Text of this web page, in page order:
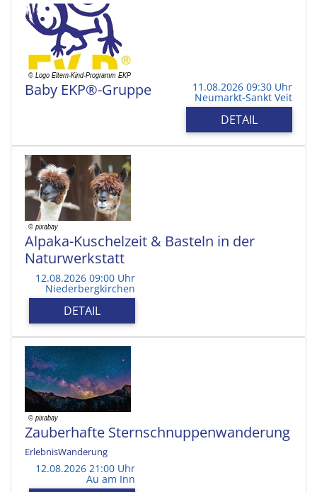
Baby EKP®-Gruppe 11.08.2026 09:30 Uhr
Neumarkt-Sankt Veit
DETAIL
Alpaka-Kuschelzeit & Basteln in der
Naturwerkstatt
12.08.2026 09:00 Uhr
Niederbergkirchen
DETAIL
Zauberhafte Sternschnuppenwanderung
ErlebnisWanderung
12.08.2026 21:00 Uhr
Au am Inn